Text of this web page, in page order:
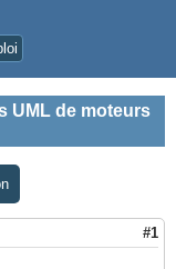
UML de moteurs
#1